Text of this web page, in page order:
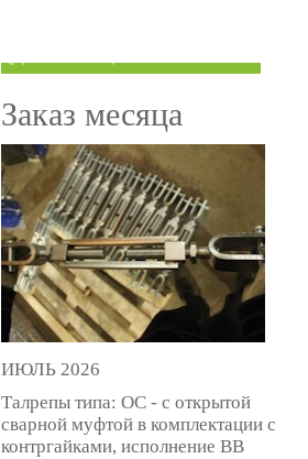
Заказ месяца
ИЮЛЬ 2026
Талрепы типа: ОС - с открытой
сварной муфтой в комплектации с
контргайками, исполнение ВВ